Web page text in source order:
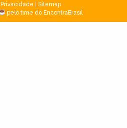
Privacidade
Sitemap
pelo time do EncontraBrasil